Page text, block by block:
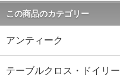
この商品のカテゴリー
アンティーク
テーブルクロス・ドイリー